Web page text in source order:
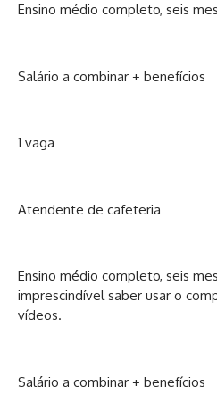
Ensino médio completo, seis
Salário a combinar + benefícios
1 vaga
Atendente de cafeteria
Ensino médio completo, seis
imprescindível saber usar o
vídeos.
Salário a combinar + benefícios